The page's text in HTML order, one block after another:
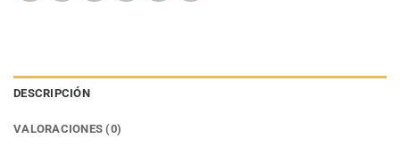
DESCRIPCIÓN
VALORACIONES (0)